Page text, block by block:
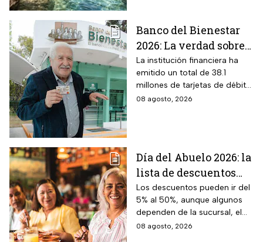
Banco del Bienestar
2026: La verdad sobre
entrar a Buró de
Crédito por tenerla
La institución financiera ha
emitido un total de 38.1
millones de tarjetas de débito
para la dispersión de los
08 agosto, 2026
Día del Abuelo 2026: la
lista de descuentos
con tu credencial
INAPAM en
restaurantes,
transporte y tiendas
Los descuentos pueden ir del
5% al 50%, aunque algunos
dependen de la sucursal, el
servicio y los lugares
08 agosto, 2026